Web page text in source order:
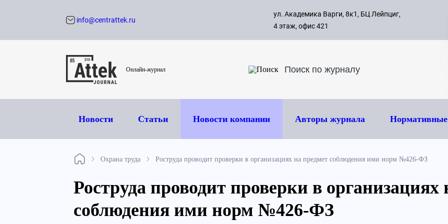
с 09:00
8 495
info@centrattek.ru
ул. Академика Варги, 8к1, БЦ Лейпциг,
4 этаж, офис 421
Онлайн-журнал
Новости Статьи Новости компании Авторы журнала
Охрана труда Роструда проводит проверки в организациях на предмет соблюдения ими норм №426-ФЗ
Роструда проводит проверки в организациях
соблюдения ими норм №426-ФЗ